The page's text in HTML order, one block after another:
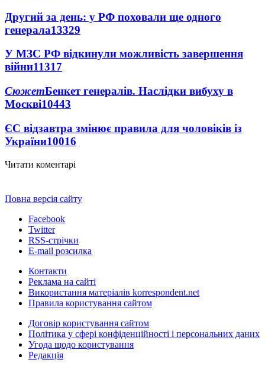
Другий за день: у РФ поховали ще одного
генерала13329
У МЗС РФ відкинули можливість завершення
війни11317
СюжетБенкет генералів. Наслідки вибуху в
Москві10443
ЄС відзавтра змінює правила для чоловіків із
України10016
Читати коментарі
Повна версія сайту
Facebook
Twitter
RSS-стрічки
E-mail розсилка
Контакти
Реклама на сайті
Використання матеріалів korrespondent.net
Правила користування сайтом
Договір користування сайтом
Політика у сфері конфіденційності і персональних даних
Угода щодо користування
Редакція